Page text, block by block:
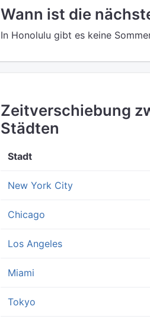
Wann ist die
In Honolulu gibt es keine
Zeitverschiebung
Städten
Stadt
New York City
Chicago
Los Angeles
Miami
Tokyo